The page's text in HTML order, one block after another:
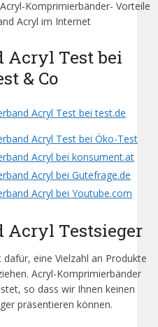
Komprimierbänder- Vorteile
Acryl im Internet
Acryl Test bei
& Co
Acryl Test bei test.de
Acryl Test bei Öko-Test
Acryl bei konsument.at
Acryl bei Gutefrage.de
Acryl bei Youtube.com
Acryl Testsieger
eine Vielzahl an Produkte
Acryl-Komprimierbänder
so dass wir Ihnen keinen
präsentieren können.